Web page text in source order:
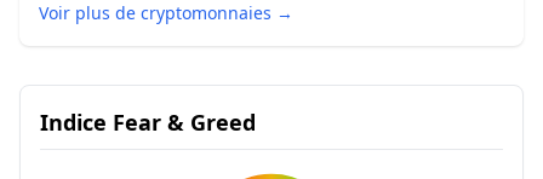
Voir plus de cryptomonnaies →
Indice Fear & Greed